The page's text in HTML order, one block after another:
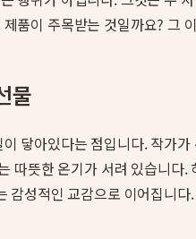
품이 주목받는 것일까요? 그
물
닿아있다는 점입니다. 작가
따뜻한 온기가 서려 있습니
감성적인 교감으로 이어집니다